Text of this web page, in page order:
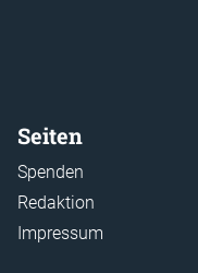
Seiten
Spenden
Redaktion
Impressum